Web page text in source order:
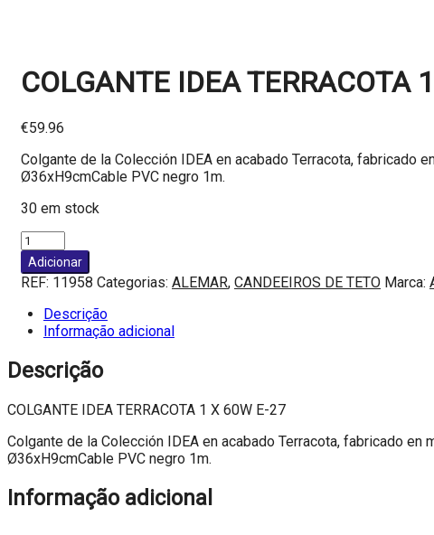
COLGANTE IDEA TERRACOTA
€59.96
Colgante de la Colección IDEA en acabado Terracota, fabricado
Ø36xH9cmCable PVC negro 1m.
30 em stock
Quantidade
de
COLGANTE
IDEA
TERRACOTA
E-
Adicionar
REF: 11958 Categorias: ALEMAR, CANDEEIROS DE TETO Marca:
Descrição
Informação adicional
Descrição
COLGANTE IDEA TERRACOTA 1 X 60W E-27
Colgante de la Colección IDEA en acabado Terracota, fabricado
Ø36xH9cmCable PVC negro 1m.
Informação adicional